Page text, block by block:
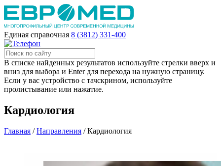
Единая справочная 8 (3812) 331-400
В списке найденных результатов используйте стрелки вверх и
вниз для выбора и Enter для перехода на нужную страницу.
Если у вас устройство с тачскрином, используйте
пролистывание или нажатие.
Кардиология
Главная /Направления /Кардиология